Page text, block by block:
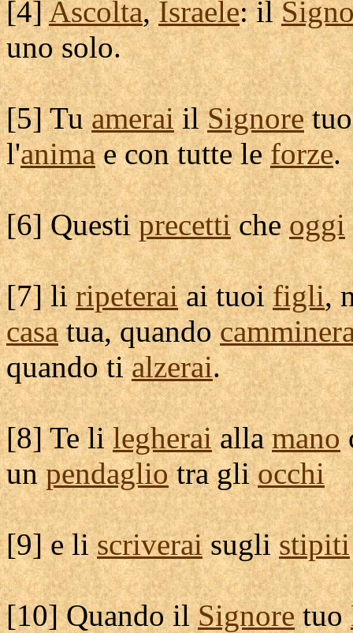
[4]Ascolta,Israele: il
uno solo.
[5] TuameraiilSignore
l'animae con tutte leforze.
[6] Questiprecetticheoggi
[7] liripeteraiai tuoifigli,
casatua, quando
quando tialzerai.
[8] Te lilegheraiallamano
unpendagliotra gliocchi
[9] e liscriveraisuglistipiti
[10] Quando ilSignoretuo